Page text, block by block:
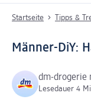
Startseite Tipps &
Männer-DiY:
dm-drogerie
Lesedauer 4